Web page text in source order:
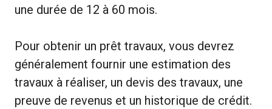
une durée de 12 à 60 mois.
Pour obtenir un prêt travaux, vous devrez
généralement fournir une estimation des
travaux à réaliser, un devis des travaux, une
preuve de revenus et un historique de crédit.